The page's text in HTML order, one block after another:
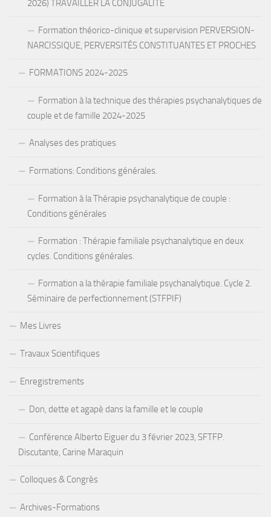
2026) TRAVAILLER LA CONJUGALITE
Formation théorico-clinique et supervision PERVERSION-
NARCISSIQUE, PERVERSITÉS CONSTITUANTES ET PROCHES
FORMATIONS 2024-2025
Formation à la technique des thérapies psychanalytiques de
couple et de famille 2024-2025
Analyses des pratiques
Formations: Conditions générales.
Formation à la Thérapie psychanalytique de couple :
Conditions générales
Formation : Thérapie familiale psychanalytique en deux
cycles. Conditions générales.
Formation a la thérapie familiale psychanalytique. Cycle 2.
Séminaire de perfectionnement (STFPIF)
Mes Livres
Travaux Scientifiques
Enregistrements
Don, dette et agapè dans la famille et le couple
Conférence Alberto Eiguer du 3 février 2023, SFTFP.
Discutante, Carine Maraquin
Colloques & Congrès
Archives-Formations